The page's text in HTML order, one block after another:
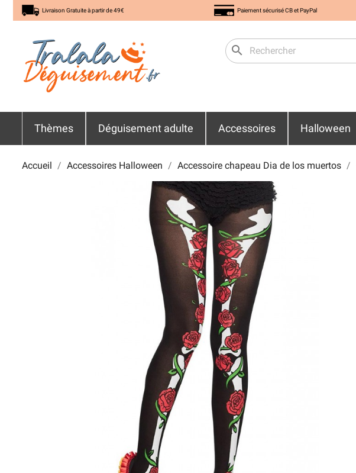
Livraison Gratuite à partir de 49€ Paiement sécurisé CB et PayPal
search
Thèmes Déguisement adulte Accessoires Halloween
Accueil Accessoires Halloween Accessoire chapeau Dia de los muertos